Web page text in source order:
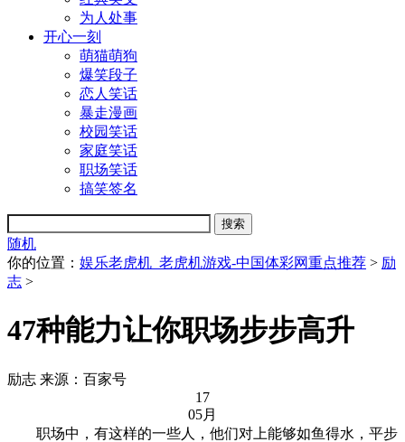
为人处事
开心一刻
萌猫萌狗
爆笑段子
恋人笑话
暴走漫画
校园笑话
家庭笑话
职场笑话
搞笑签名
随机
你的位置： 娱乐老虎机_老虎机游戏-中国体彩网重点推荐 > 励
志 >
47种能力让你职场步步高升
励志 来源：百家号
17
05月
职场中，有这样的一些人，他们对上能够如鱼得水，平步